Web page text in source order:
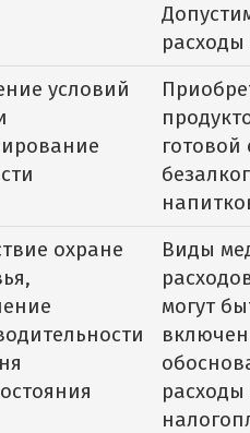
расходы
условий
готовой
охране
Виды
могут
расходы